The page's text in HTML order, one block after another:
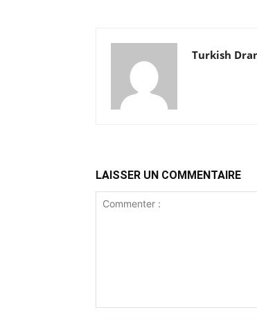
LAISSER UN COMMENTAIRE